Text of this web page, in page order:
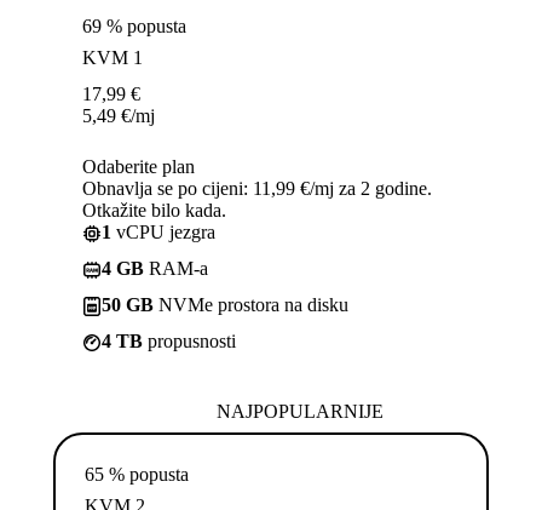
69 % popusta
KVM 1
17,99 €
5,49 €/mj
Odaberite plan
Obnavlja se po cijeni: 11,99 €/mj za 2 godine.
Otkažite bilo kada.
1 vCPU jezgra
4 GB RAM-a
50 GB NVMe prostora na disku
4 TB propusnosti
NAJPOPULARNIJE
65 % popusta